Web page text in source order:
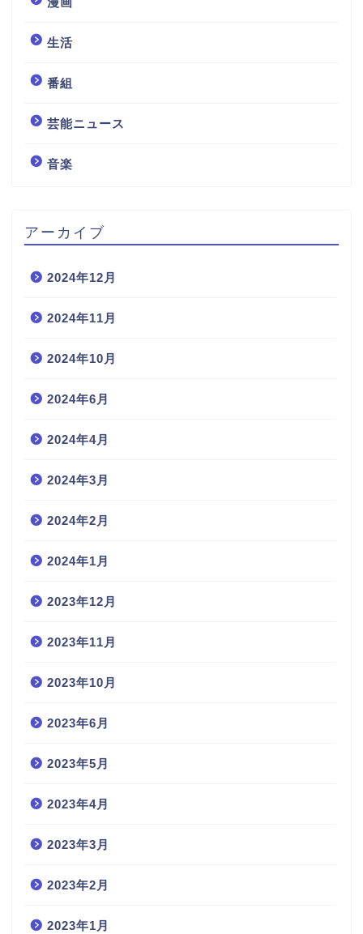
生活
番組
芸能ニュース
音楽
アーカイブ
2024年12月
2024年11月
2024年10月
2024年6月
2024年4月
2024年3月
2024年2月
2024年1月
2023年12月
2023年11月
2023年10月
2023年6月
2023年5月
2023年4月
2023年3月
2023年2月
2023年1月